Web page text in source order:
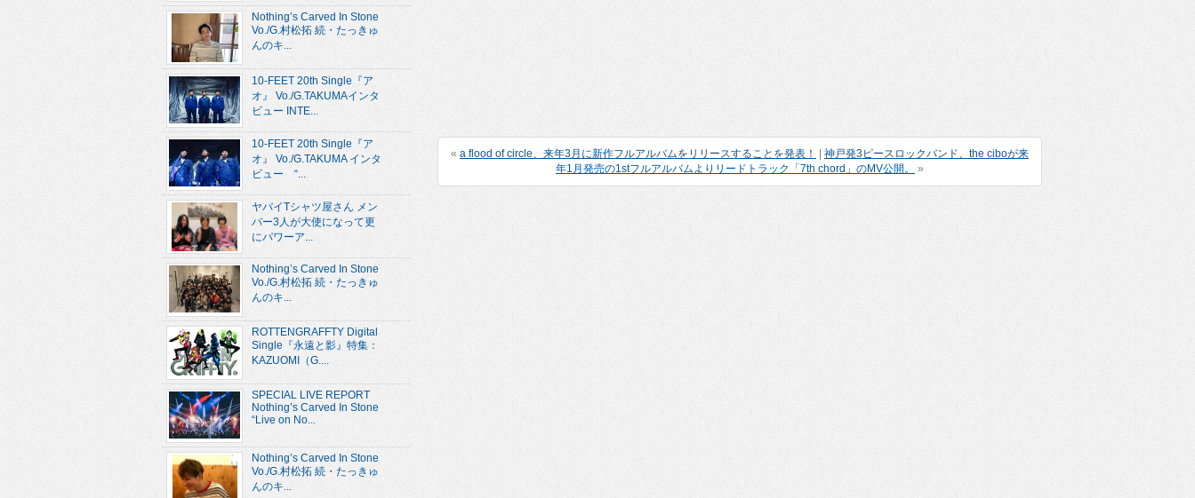
« a flood of circle、来年3月に新作フルアルバムをリリースすることを発表！
神戸発3ピースロックバンド、the ciboが来
年1月発売の1stフルアルバムよりリードトラック「7th chord」のMV公開。
»
Nothing’s Carved In Stone
Vo./G.村松拓 続・たっきゅ
んのキ...
10-FEET 20th Single『ア
オ』 Vo./G.TAKUMAインタ
ビュー INTE...
10-FEET 20th Single『ア
オ』 Vo./G.TAKUMA インタ
ビュー “...
ヤバイTシャツ屋さん メン
バー3人が大使になって更
にパワーア...
Nothing’s Carved In Stone
Vo./G.村松拓 続・たっきゅ
んのキ...
ROTTENGRAFFTY Digital
Single『永遠と影』特集：
KAZUOMI（G....
SPECIAL LIVE REPORT
Nothing’s Carved In Stone
“Live on No...
Nothing’s Carved In Stone
Vo./G.村松拓 続・たっきゅ
んのキ...